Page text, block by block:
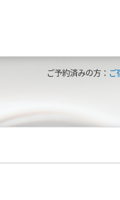
ご予約済みの方： ご